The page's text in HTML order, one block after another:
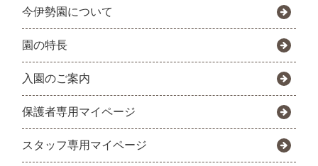
今伊勢園について
園の特長
入園のご案内
保護者専用マイページ
スタッフ専用マイページ